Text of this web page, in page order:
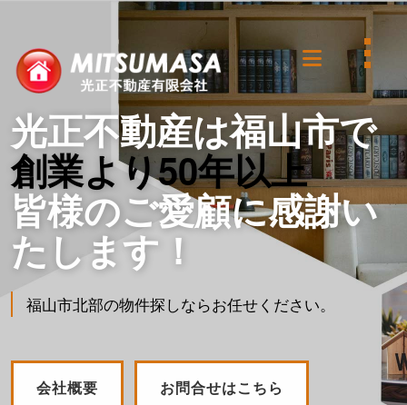
光正不動産は福山市で
創業より50年以上
皆様のご愛顧に感謝い
たします！
福山市北部の物件探しならお任せください。
会社概要 お問合せはこちら